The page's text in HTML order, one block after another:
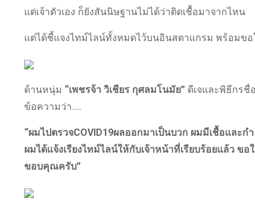
แต่เจ้าตัวเอง ก็ยังสันนิษฐานไม่ได้ว่าติดเชื้อมาจากไหน
แต่ได้ชี้แจงไทม์ไลน์ทั้งหมดไว้บนอินสตาแกรม พร้อมข
ด้านหนุ่ม “เพชรจ้า วิเชียร กุศลมโนมัย” ดีเจและพิธีกรชื่
ข้อความว่า....
“ผมไปตรวจCOVID19ผลออกมาเป็นบวก ผมมีเชื้อแล
ผมได้แจ้งเรียงไทม์ไลน์ให้กับเจ้าหน้าที่เรียบร้อยแล้ว
ขอบคุณครับ”